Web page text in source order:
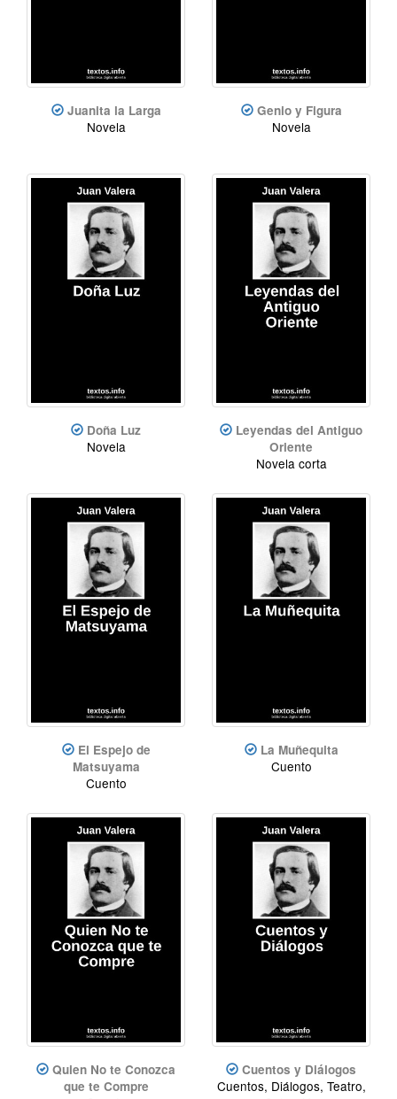
Juanita la Larga
Novela
Genio y Figura
Novela
Doña Luz
Novela
Leyendas del Antiguo
Oriente
Novela corta
El Espejo de
Matsuyama
Cuento
La Muñequita
Cuento
Quien No te Conozca
que te Compre
Cuentos y Diálogos
Cuentos, Diálogos, Teatro,